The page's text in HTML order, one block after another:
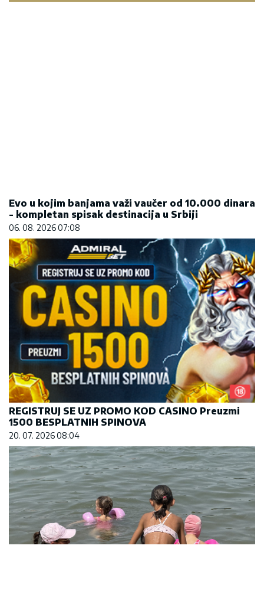
06. 08. 2026 07:08
REGISTRUJ SE UZ PROMO KOD CASINO Preuzmi
1500 BESPLATNIH SPINOVA
20. 07. 2026 08:04